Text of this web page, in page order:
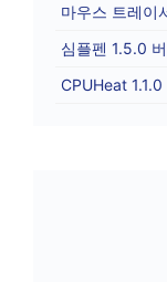
마우스 트레이
심플펜 1.5.0
CPUHeat